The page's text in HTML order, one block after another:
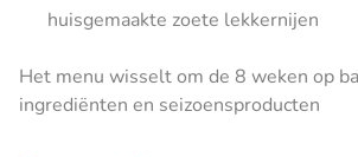
huisgemaakte zoete lekkernijen
Het menu wisselt om de 8 weken op
ingrediënten en seizoensproducten